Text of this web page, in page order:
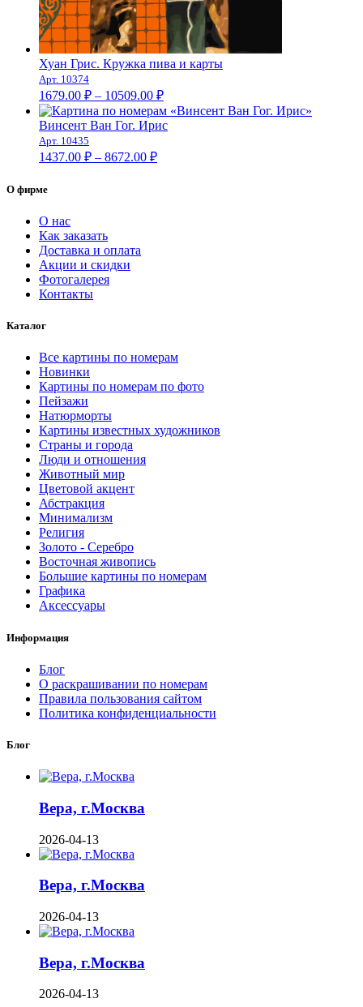
Хуан Грис. Кружка пива и карты
Арт. 10374
1679.00 ₽ – 10509.00 ₽Диапазон
цен:
1679.00 ₽
Винсент Ван Гог. Ирис
Арт. 10435
1437.00 ₽ – 8672.00 ₽Диапазон
О фирме
О нас
Как заказать
Доставка и оплата
Акции и скидки
Фотогалерея
Контакты
Каталог
Все картины по номерам
Новинки
Картины по номерам по фото
Пейзажи
Натюрморты
Картины известных художников
Страны и города
Люди и отношения
Животный мир
Цветовой акцент
Абстракция
Минимализм
Религия
Золото - Серебро
Восточная живопись
Большие картины по номерам
Графика
Аксессуары
Информация
Блог
О раскрашивании по номерам
Правила пользования сайтом
Политика конфиденциальности
Блог
Вера, г.Москва
2026-04-13
Вера, г.Москва
2026-04-13
Вера, г.Москва
2026-04-13